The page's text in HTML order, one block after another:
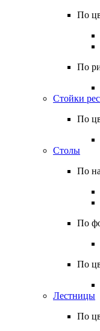
По
По
Стойки
По
Столы
По
По
По
Лестницы
По